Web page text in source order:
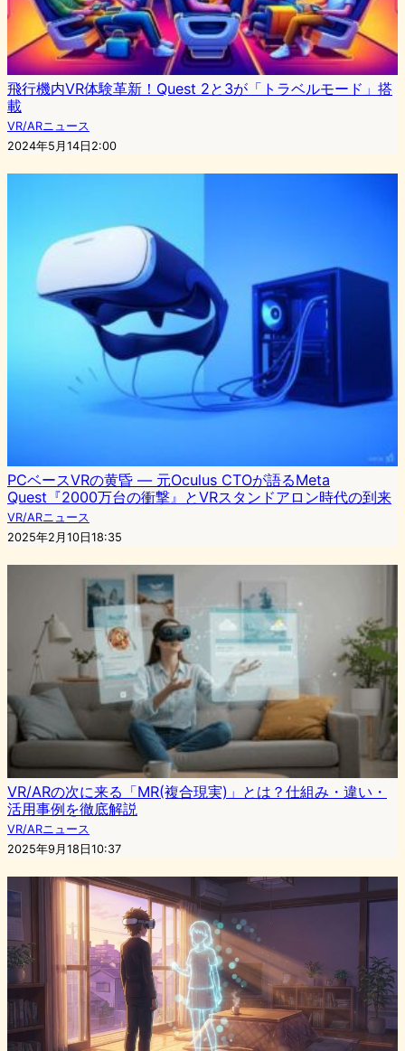
飛行機内VR体験革新！Quest 2と3が「トラベルモード」搭
載
VR/ARニュース
2024年5月14日2:00
PCベースVRの黄昏 ― 元Oculus CTOが語るMeta
Quest『2000万台の衝撃』とVRスタンドアロン時代の到来
VR/ARニュース
2025年2月10日18:35
VR/ARの次に来る「MR(複合現実)」とは？仕組み・違い・
活用事例を徹底解説
VR/ARニュース
2025年9月18日10:37